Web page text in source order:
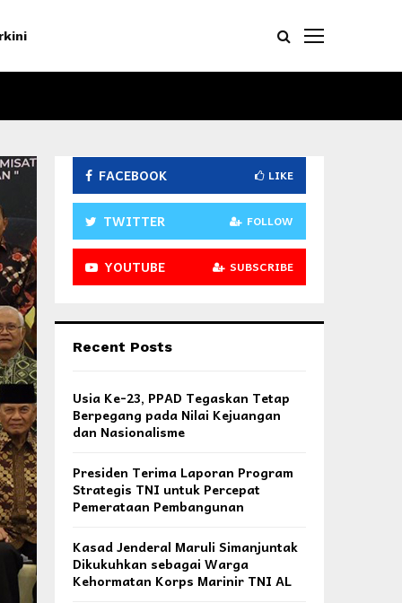
FACEBOOK LIKE
TWITTER FOLLOW
YOUTUBE SUBSCRIBE
Recent Posts
Usia Ke-23, PPAD Tegaskan Tetap
Berpegang pada Nilai Kejuangan
dan Nasionalisme
Presiden Terima Laporan Program
Strategis TNI untuk Percepat
Pemerataan Pembangunan
Kasad Jenderal Maruli Simanjuntak
Dikukuhkan sebagai Warga
Kehormatan Korps Marinir TNI AL